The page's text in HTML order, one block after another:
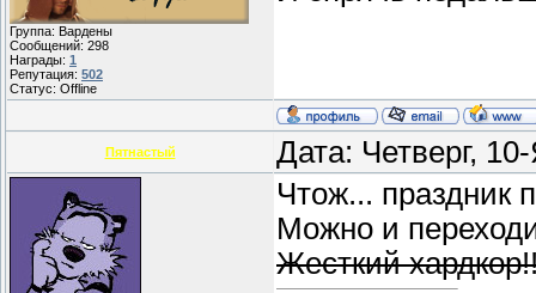
Группа: Вардены
Сообщений: 298
Награды: 1
Репутация: 502
Статус: Offline
Пятнастый Дата: Четверг,
Чтож... праздник
Можно и
Жесткий